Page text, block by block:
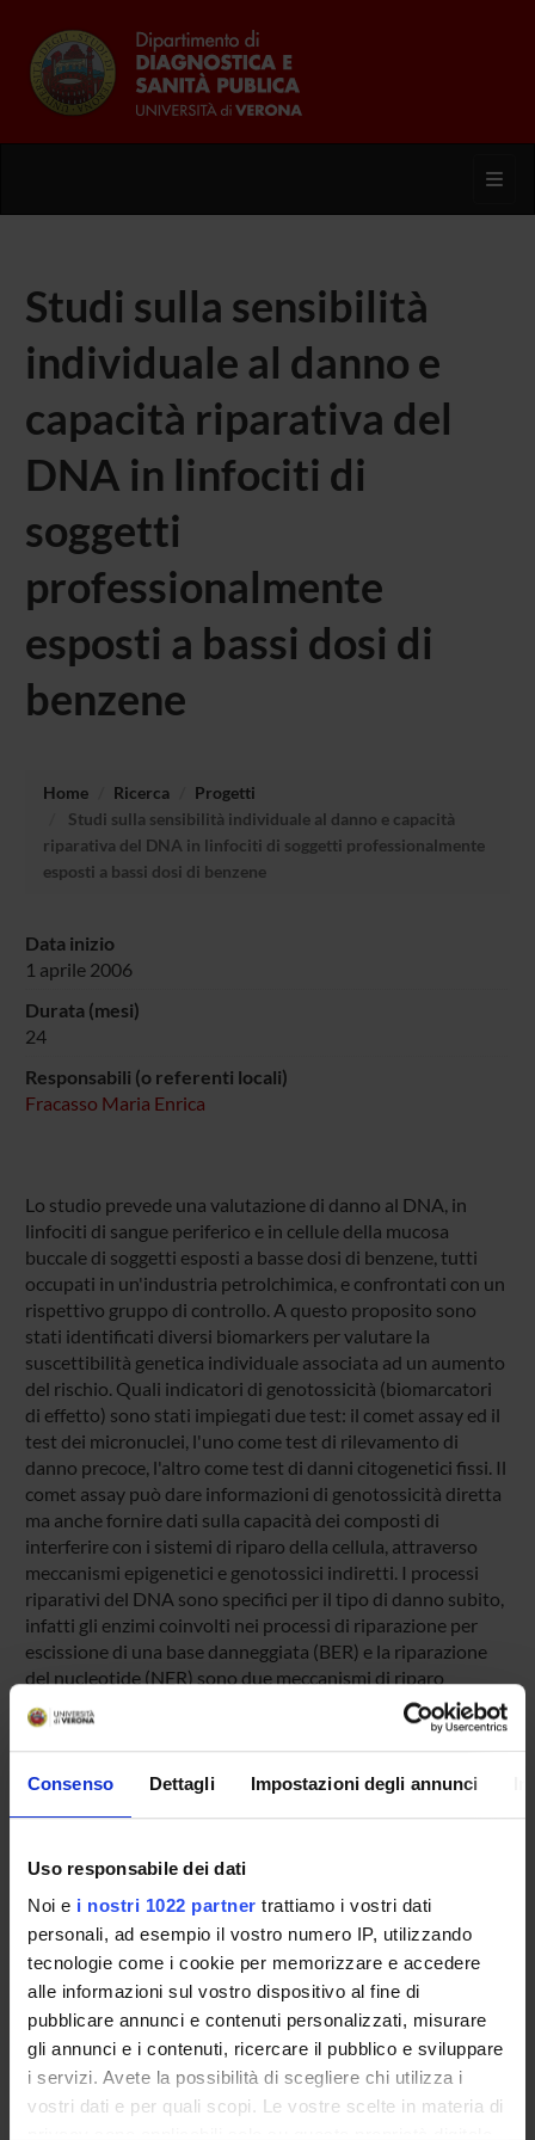
Consenso Dettagli Impostazioni degli annunci
Uso responsabile dei dati
Noi e i nostri 1022 partner trattiamo i vostri dati
personali, ad esempio il vostro numero IP, utilizzando
tecnologie come i cookie per memorizzare e accedere
alle informazioni sul vostro dispositivo al fine di
pubblicare annunci e contenuti personalizzati, misurare
gli annunci e i contenuti, ricercare il pubblico e sviluppare
i servizi. Avete la possibilità di scegliere chi utilizza i
vostri dati e per quali scopi. Le vostre scelte in materia di
Studi sulla sensibilità
individuale al danno e
capacità riparativa del
DNA in linfociti di
soggetti
professionalmente
esposti a bassi dosi di
benzene
Home Ricerca
Progetti
Studi sulla sensibilità individuale al danno e capacità
riparativa del DNA in linfociti di soggetti professionalmente
esposti a bassi dosi di benzene
Data inizio
1 aprile 2006
Durata (mesi)
24
Responsabili (o referenti locali)
Fracasso Maria Enrica
Lo studio prevede una valutazione di danno al DNA, in
linfociti di sangue periferico e in cellule della mucosa
buccale di soggetti esposti a basse dosi di benzene, tutti
occupati in un'industria petrolchimica, e confrontati con un
rispettivo gruppo di controllo. A questo proposito sono
stati identificati diversi biomarkers per valutare la
suscettibilità genetica individuale associata ad un aumento
del rischio. Quali indicatori di genotossicità (biomarcatori
di effetto) sono stati impiegati due test: il comet assay ed il
test dei micronuclei, l'uno come test di rilevamento di
danno precoce, l'altro come test di danni citogenetici fissi. Il
comet assay può dare informazioni di genotossicità diretta
ma anche fornire dati sulla capacità dei composti di
interferire con i sistemi di riparo della cellula, attraverso
meccanismi epigenetici e genotossici indiretti. I processi
riparativi del DNA sono specifici per il tipo di danno subito,
infatti gli enzimi coinvolti nei processi di riparazione per
escissione di una base danneggiata (BER) e la riparazione
del nucleotide (NER) sono due meccanismi di riparo
essenziali per la cellula che permettono di riconoscere e
rimuovere danni di tipo ossidativo o grosse lesioni indotte
da agenti alchilanti. La versione alcalina del comet test è
uno tra i più sensibili test di genotossicità nel riconoscere i
delle glicosilasi, come la formamidopirimidina glicosilasi
processi di riparazione in quanto operano escissione delle
basi alterate, ed il sistema BER è particolarmente efficiente
nel riconoscere e riparare queste piccole alterazioni del
DNA.
ENTI FINANZIATORI:
Finanziamento: assegnato e gestito dal Dipartimento